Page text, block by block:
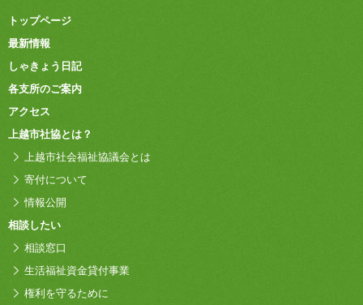
トップページ
最新情報
しゃきょう日記
各支所のご案内
アクセス
上越市社協とは？
上越市社会福祉協議会とは
寄付について
情報公開
相談したい
相談窓口
生活福祉資金貸付事業
権利を守るために